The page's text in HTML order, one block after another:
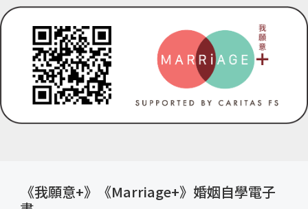
《我願意+》《Marriage+》婚姻自學電子